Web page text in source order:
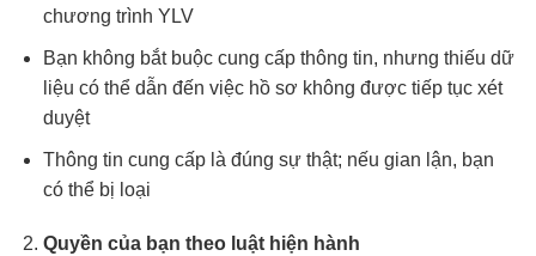
chương trình YLV
Bạn không bắt buộc cung cấp thông tin, nhưng thiếu dữ
liệu có thể dẫn đến việc hồ sơ không được tiếp tục xét
duyệt
Thông tin cung cấp là đúng sự thật; nếu gian lận, bạn
có thể bị loại
Quyền của bạn theo luật hiện hành